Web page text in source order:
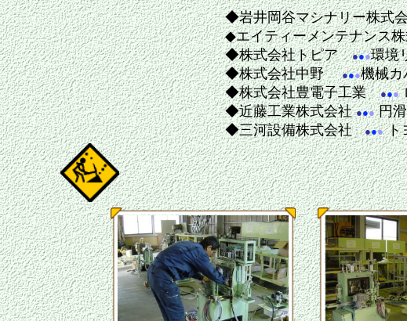
◆岩井岡谷マシナリー株式
◆エイティーメンテナンス
◆株式会社トピア●●●環境
◆株式会社中野●●●機械カ
◆株式会社豊電子工業●●●
◆近藤工業株式会社●●●円
◆三河設備株式会社●●●ト